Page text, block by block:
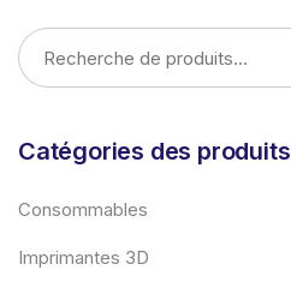
Catégories des produits
Consommables
Imprimantes 3D